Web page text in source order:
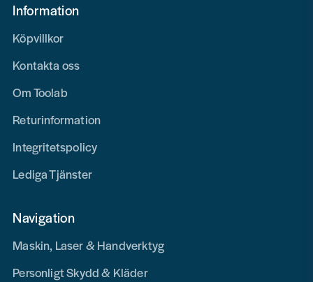
Information
Köpvillkor
Kontakta oss
Om Toolab
Returinformation
Integritetspolicy
Lediga Tjänster
Navigation
Maskin, Laser & Handverktyg
Personligt Skydd & Kläder